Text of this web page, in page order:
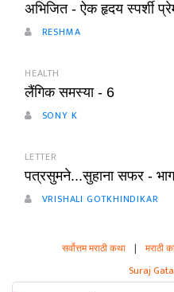
अभिजित - ऐक हृदय स्पर्शी
RESHMA
HEALTH
लैंगिक समस्या - 6
SONY K
LETTER
पत्रसुमने...सुहाना सफर -
VRISHALI GOTKHINDIKAR
सर्वोत्तम मराठी कथा | मराठी
Suraj